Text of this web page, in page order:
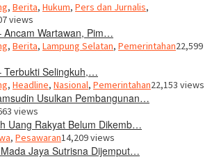
, Berita, Hukum, Pers dan Jurnalis,
views
Ancam Wartawan, Pim…
, Berita, Lampung Selatan, Pemerintahan22,599
Terbukti Selingkuh,…
, Headline, Nasional, Pemerintahan22,153 views
Usulkan Pembangunan…
views
Uang Rakyat Belum Dikemb…
, Pesawaran14,209 views
Jaya Sutrisna Dijemput…